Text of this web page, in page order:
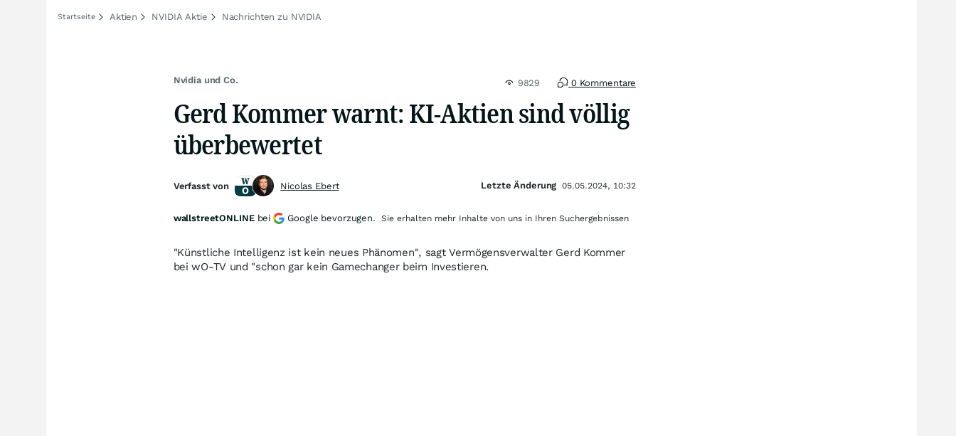
Startseite Aktien NVIDIA Aktie Nachrichten zu NVIDIA
Nvidia und Co. 9829 0 Kommentare
Gerd Kommer warnt: KI-Aktien sind völlig
überbewertet
"Künstliche Intelligenz ist kein neues Phänomen", sagt Vermögensverwalter Gerd Kommer
bei wO-TV und "schon gar kein Gamechanger beim Investieren.
Verfasst von Nicolas Ebert Letzte Änderung 05.05.2024, 10:32
wallstreetONLINE bei Google bevorzugen. Sie erhalten mehr Inhalte von uns in Ihren Suchergebnissen